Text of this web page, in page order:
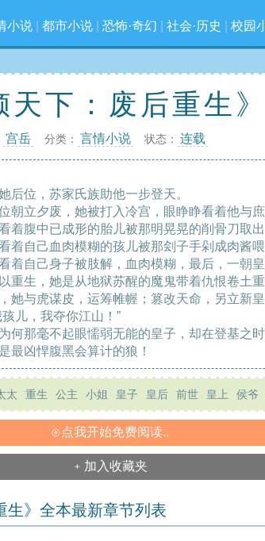
小说 都市小说 恐怖·奇幻 社会·历史 校园
天下：废后重生》
宫岳 分类： 言情小说 状态： 连载
后位，苏家氏族助他一步登天。
立夕废，她被打入冷宫，眼睁睁看着他与庶
腹中已成形的胎儿被那明晃晃的削骨刀取出
自己血肉模糊的孩儿被那刽子手剁成肉酱喂
自己身子被肢解，血肉模糊，最后，一朝皇
生，她是从地狱苏醒的魔鬼带着仇恨卷土重
与虎谋皮，运筹帷幄；篡改天命，另立新皇
儿，我夺你江山！”
那毫不起眼懦弱无能的皇子，却在登基之时
最凶悍腹黑会算计的狼！
太 重生 公主 小姐 皇子 皇后 前世 皇上 侯爷
⊙点我开始免费阅读..
﹢加入收藏夹
生》全本最新章节列表